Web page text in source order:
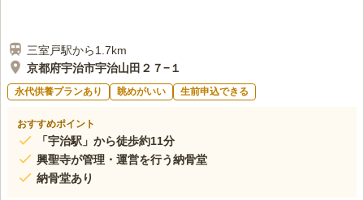
三室戸駅から1.7km
京都府宇治市宇治山田２７−１
永代供養プランあり 眺めがいい 生前申込できる
おすすめポイント
「宇治駅」から徒歩約11分
興聖寺が管理・運営を行う納骨堂
納骨堂あり